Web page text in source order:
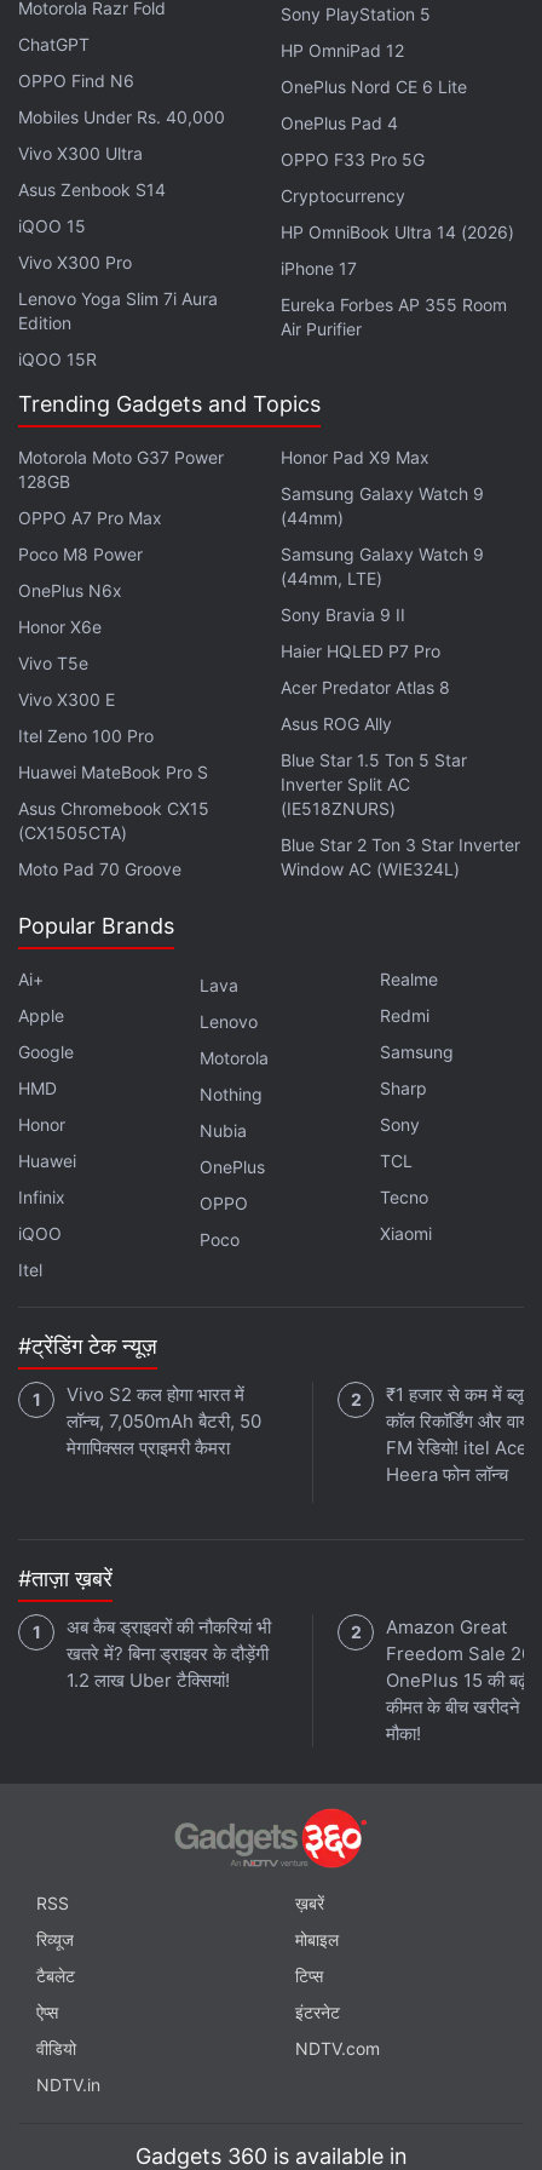
फिर Facebook पर भी पोस्ट किया था। महिला के अनुसार उसने
आसमान में एक सिलेंडर जैसी चीज उड़ती देखी थी। महिला ने इसके बाद
Federal Aviation Administration को भी इसकी जानकारी दी
थी।
लेटेस्ट टेक न्यूज़
एक्सक्लूसिव ऑफर के लिए गैजेट्स 360 एंड्रॉयडऐप डाउनलोड करें और
ये भी पढ़े:UFO, UFO in New York UFO aliens
Motorola Razr Fold
ChatGPT
OPPO Find N6
Mobiles Under Rs. 40,000
Vivo X300 Ultra
Asus Zenbook S14
iQOO 15
Vivo X300 Pro
Lenovo Yoga Slim 7i Aura
Edition
iQOO 15R
Sony PlayStation 5
HP OmniPad 12
OnePlus Nord CE 6 Lite
OnePlus Pad 4
OPPO F33 Pro 5G
Cryptocurrency
HP OmniBook Ultra 14 (2026)
iPhone 17
Eureka Forbes AP 355 Room
Air Purifier
Trending Gadgets and Topics
Motorola Moto G37 Power
128GB
OPPO A7 Pro Max
Poco M8 Power
OnePlus N6x
Honor X6e
Vivo T5e
Vivo X300 E
Itel Zeno 100 Pro
Huawei MateBook Pro S
Asus Chromebook CX15
(CX1505CTA)
Moto Pad 70 Groove
Honor Pad X9 Max
Samsung Galaxy Watch 9
(44mm)
Samsung Galaxy Watch 9
(44mm, LTE)
Sony Bravia 9 II
Haier HQLED P7 Pro
Acer Predator Atlas 8
Asus ROG Ally
Blue Star 1.5 Ton 5 Star
Inverter Split AC
(IE518ZNURS)
Blue Star 2 Ton 3 Star Inverter
Window AC (WIE324L)
Popular Brands
Ai+
Apple
Google
HMD
Honor
Huawei
Infinix
iQOO
Itel
Lava
Lenovo
Motorola
Nothing
Nubia
OnePlus
OPPO
Poco
Realme
Redmi
Samsung
Sharp
Sony
TCL
Tecno
Xiaomi
#ट्रेंडिंग टेक न्यूज़
Vivo S2 कल होगा भारत में
लॉन्च, 7,050mAh बैटरी, 50
मेगापिक्सल प्राइमरी कैमरा
₹1 हजार से कम में
कॉल रिकॉर्डिंग और
FM रेडियो! itel Ace
Heera फोन लॉन्च
#ताज़ा ख़बरें
अब कैब ड्राइवरों की नौकरियां भी
खतरे में? बिना ड्राइवर के दौड़ेंगी
1.2 लाख Uber टैक्सियां!
Amazon Great
Freedom Sale
OnePlus 15 की बढ़ी
कीमत के बीच खरीदने
मौका!
RSS
ख़बरें
रिव्यूज
मोबाइल
टैबलेट
टिप्स
ऐप्स
इंटरनेट
वीडियो
NDTV.com
NDTV.in
Gadgets 360 is available in